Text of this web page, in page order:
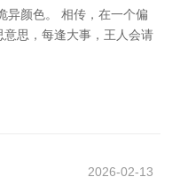
异颜色。 相传，在一个偏
思，每逢大事，王人会请
2026-02-13